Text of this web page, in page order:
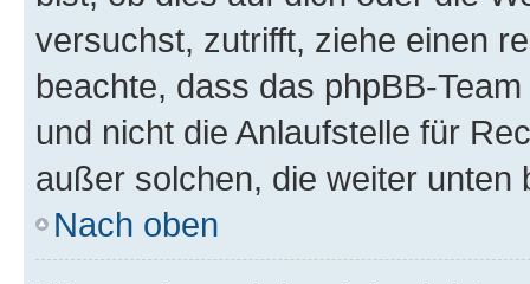
versuchst, zutrifft, ziehe einen
beachte, dass das phpBB-
und nicht die Anlaufstelle für
außer solchen, die weiter unten
Nach oben